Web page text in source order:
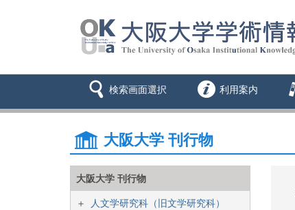
検索画面選択 利用案内
大阪大学 刊行物
大阪大学 刊行物
人文学研究科（旧文学研究科）